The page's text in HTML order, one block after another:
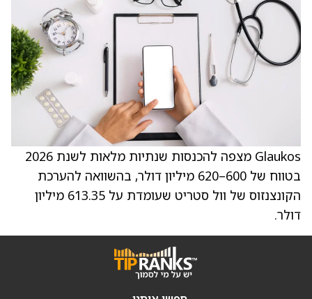
Glaukos מצפה להכנסות שנתיות מלאות לשנת 2026
בטווח של 600–620 מיליון דולר, בהשוואה להערכת
הקונצנזוס של וול סטריט שעומדת על 613.35 מיליון
דולר.